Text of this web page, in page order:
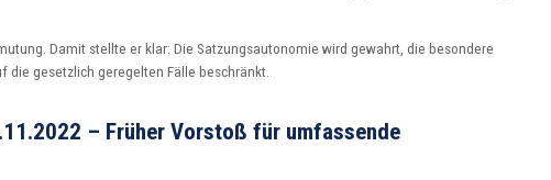
Damit stellte er klar: Die Satzungsautonomie wird gewahrt, die besondere
gesetzlich geregelten Fälle beschränkt.
– Früher Vorstoß für umfassende